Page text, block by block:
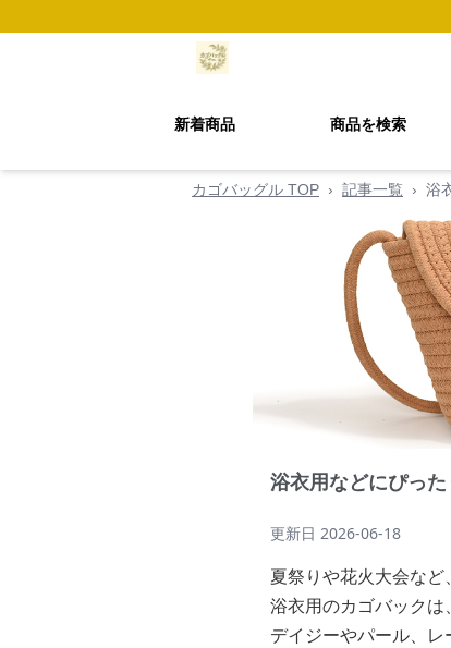
新着商品 商品を検索
カゴバッグル TOP › 記事一覧 › 浴
浴衣用などにぴっ
更新日 2026-06-18
夏祭りや花火大会など
浴衣用のカゴバック
デイジーやパール、レ